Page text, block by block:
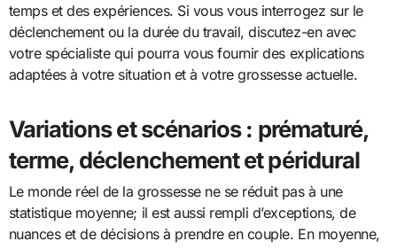
temps et des expériences. Si vous vous interrogez sur le
déclenchement ou la durée du travail, discutez-en avec
votre spécialiste qui pourra vous fournir des explications
adaptées à votre situation et à votre grossesse actuelle.
Variations et scénarios : prématuré,
terme, déclenchement et péridural
Le monde réel de la grossesse ne se réduit pas à une
statistique moyenne; il est aussi rempli d’exceptions, de
nuances et de décisions à prendre en couple. En moyenne,